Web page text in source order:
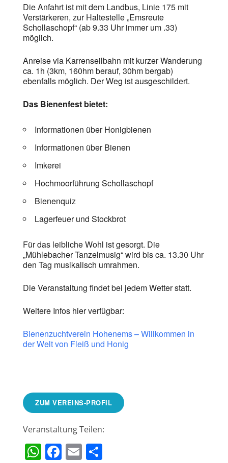
Die Anfahrt ist mit dem Landbus, Linie 175 mit
Verstärkeren, zur Haltestelle „Emsreute
Schollaschopf“ (ab 9.33 Uhr immer um .33)
möglich.
Anreise via Karrenseilbahn mit kurzer Wanderung
ca. 1h (3km, 160hm berauf, 30hm bergab)
ebenfalls möglich. Der Weg ist ausgeschildert.
Das Bienenfest bietet:
Informationen über Honigbienen
Informationen über Bienen
Imkerei
Hochmoorführung Schollaschopf
Bienenquiz
Lagerfeuer und Stockbrot
Für das leibliche Wohl ist gesorgt. Die
„Mühlebacher Tanzelmusig“ wird bis ca. 13.30 Uhr
den Tag musikalisch umrahmen.
Die Veranstaltung findet bei jedem Wetter statt.
Weitere Infos hier verfügbar:
Bienenzuchtverein Hohenems – Willkommen in
der Welt von Fleiß und Honig
ZUM VEREINS-PROFIL
Veranstaltung Teilen:
WhatsApp
Facebook
Email